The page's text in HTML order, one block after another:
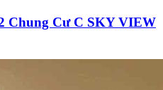
Chung Cư C SKY VIEW